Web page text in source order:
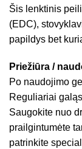
Šis lenktinis
(EDC),
papildys bet
Priežiūra /
Po naudojimo
Reguliariai
Saugokite nuo
prailgintumėte
patrinkite